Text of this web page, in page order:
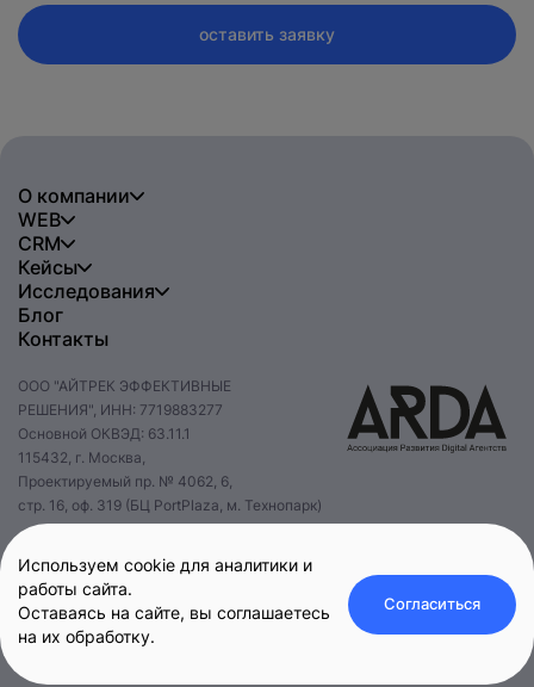
оставить заявку
О компании
WEB
CRM
Кейсы
Исследования
Блог
Контакты
ООО "АЙТРЕК ЭФФЕКТИВНЫЕ
РЕШЕНИЯ", ИНН: 7719883277
Основной ОКВЭД: 63.11.1
115432, г. Москва,
Проектируемый пр. № 4062, 6,
стр. 16, оф. 319 (БЦ PortPlaza, м. Технопарк)
© 2025 iTrack.
Используем cookie для аналитики и
работы сайта.
Оставаясь на сайте, вы соглашаетесь
на их обработку.
Согласиться